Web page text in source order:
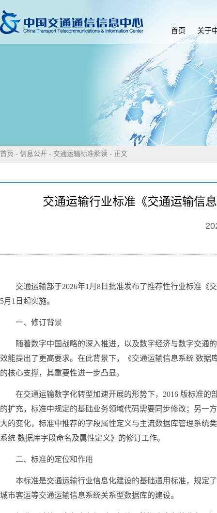
首页 关于
首页 - 信息公开 - 交通运输标准解读 - 正文
交通运输行业标准《交通运输信
交通运输部于2026年1月8日批准发布了推荐性行业标准《
5月1日起实施。
一、修订背景
随着数字中国战略的深入推进，以及数字经济与数字交通
效能提出了更高要求。在此背景下，《交通运输信息系统 数
的核心支撑，其重要性进一步凸显。
在交通运输数字化转型加速开展的形势下，2016 版标准
的扩充，标准中规定的基础业务领域代码需要同步修改；另一
大的变化，标准中推荐的字段属性定义与主流数据库管理系统
系统 数据库字段命名及属性定义》的修订工作。
二、标准的定位和作用
本标准是交通运输行业信息化建设的基础通用标准，规定
城市客运等交通运输信息系统关系型数据库的建设。